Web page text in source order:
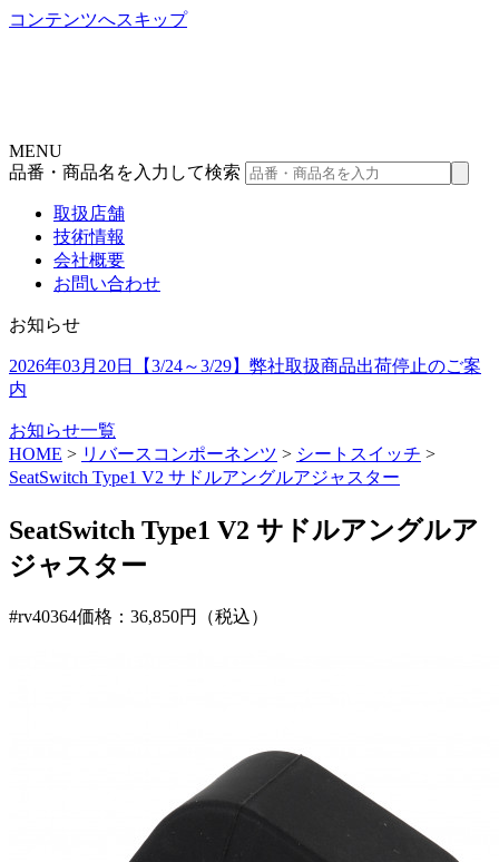
コンテンツへスキップ
MENU
品番・商品名を入力して検索
取扱店舗
技術情報
会社概要
お問い合わせ
お知らせ
2026年03月20日
【3/24～3/29】弊社取扱商品出荷停止のご案
内
お知らせ一覧
HOME > リバースコンポーネンツ > シートスイッチ >
SeatSwitch Type1 V2 サドルアングルアジャスター
SeatSwitch Type1 V2 サドルアングルア
ジャスター
#rv40364価格：36,850円（税込）